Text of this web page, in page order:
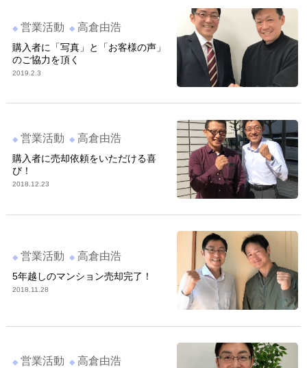
営業活動 高倉由浩
購入者に「写真」と「お客様の声」
のご協力を頂く
2019.2.3
営業活動 高倉由浩
購入者に売却依頼をいただける喜
び！
2018.12.23
営業活動 高倉由浩
5年越しのマンション売却完了！
2018.11.28
営業活動 高倉由浩